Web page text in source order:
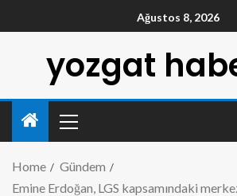
Ağustos 8, 2026
yozgat
Home
Gündem
Emine Erdoğan, LGS kapsamındaki